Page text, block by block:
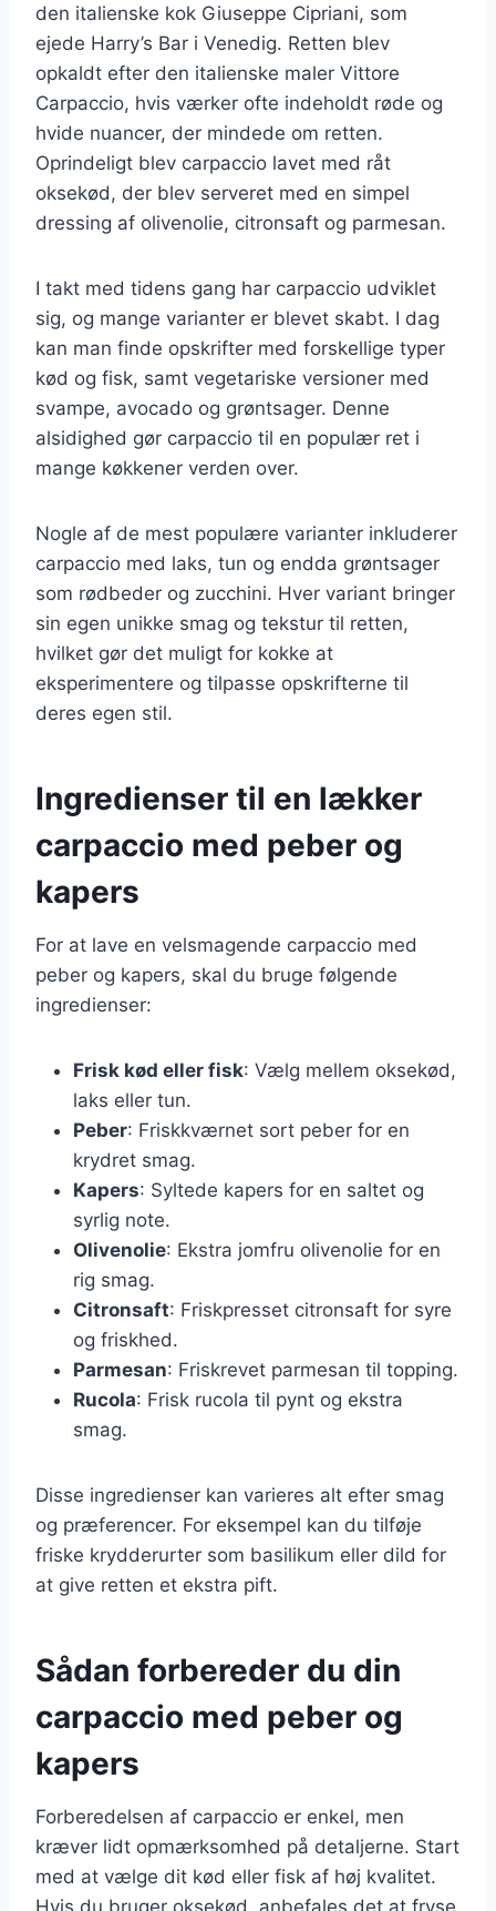
den italienske kok Giuseppe Cipriani, som
ejede Harry’s Bar i Venedig. Retten blev
opkaldt efter den italienske maler Vittore
Carpaccio, hvis værker ofte indeholdt røde og
hvide nuancer, der mindede om retten.
Oprindeligt blev carpaccio lavet med råt
oksekød, der blev serveret med en simpel
dressing af olivenolie, citronsaft og parmesan.
I takt med tidens gang har carpaccio udviklet
sig, og mange varianter er blevet skabt. I dag
kan man finde opskrifter med forskellige typer
kød og fisk, samt vegetariske versioner med
svampe, avocado og grøntsager. Denne
alsidighed gør carpaccio til en populær ret i
mange køkkener verden over.
Nogle af de mest populære varianter inkluderer
carpaccio med laks, tun og endda grøntsager
som rødbeder og zucchini. Hver variant bringer
sin egen unikke smag og tekstur til retten,
hvilket gør det muligt for kokke at
eksperimentere og tilpasse opskrifterne til
deres egen stil.
Ingredienser til en lækker
carpaccio med peber og
kapers
For at lave en velsmagende carpaccio med
peber og kapers, skal du bruge følgende
ingredienser:
Frisk kød eller fisk: Vælg mellem oksekød,
laks eller tun.
Peber: Friskkværnet sort peber for en
krydret smag.
Kapers: Syltede kapers for en saltet og
syrlig note.
Olivenolie: Ekstra jomfru olivenolie for en
rig smag.
Citronsaft: Friskpresset citronsaft for syre
og friskhed.
Parmesan: Friskrevet parmesan til topping.
Rucola: Frisk rucola til pynt og ekstra
smag.
Disse ingredienser kan varieres alt efter smag
og præferencer. For eksempel kan du tilføje
friske krydderurter som basilikum eller dild for
at give retten et ekstra pift.
Sådan forbereder du din
carpaccio med peber og
kapers
Forberedelsen af carpaccio er enkel, men
kræver lidt opmærksomhed på detaljerne. Start
med at vælge dit kød eller fisk af høj kvalitet.
Hvis du bruger oksekød, anbefales det at fryse